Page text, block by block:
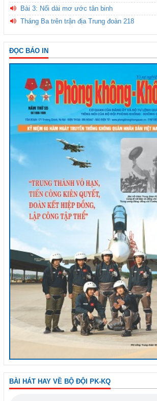
Bài 3: Nối dài mơ ước tân binh
Tháng Ba trên trận địa Trung đoàn 218
ĐỌC BÁO IN
BÀI HÁT HAY VỀ BỘ ĐỘI PK-KQ